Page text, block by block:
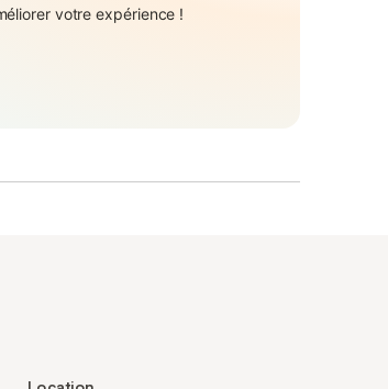
votre expérience !